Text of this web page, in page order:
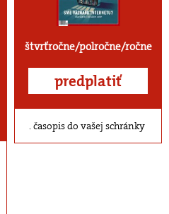
štvrťročne/polročne/ročne
predplatiť
časopis do vašej schránky